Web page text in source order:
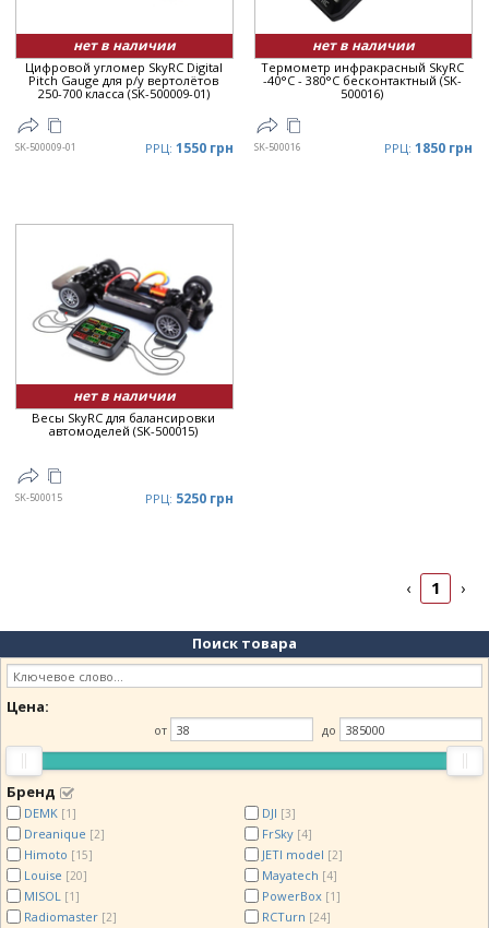
нет в наличии
Цифровой угломер SkyRC Digital
Pitch Gauge для р/у вертолётов
250-700 класса (SK-500009-01)
SK-500009-01 РРЦ: 1550 грн
нет в наличии
Термометр инфракрасный SkyRC
-40°С - 380°С бесконтактный (SK-
500016)
SK-500016 РРЦ: 1850 грн
нет в наличии
Весы SkyRC для балансировки
автомоделей (SK-500015)
SK-500015 РРЦ: 5250 грн
‹ 1 ›
Поиск товара
Цена:
от до
Бренд
DEMK [1] DJI [3]
Dreanique [2] FrSky [4]
Himoto [15] JETI model [2]
Louise [20] Mayatech [4]
MISOL [1] PowerBox [1]
Radiomaster [2] RCTurn [24]